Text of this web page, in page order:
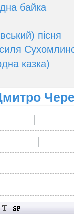
байка
пісня
казка)